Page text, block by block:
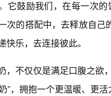
它鼓励我们，在每一次的
次的搭配中，去释放自
快乐，去连接彼此。
，不仅仅是满足口腹之欲
”，拥抱一个更温暖、更